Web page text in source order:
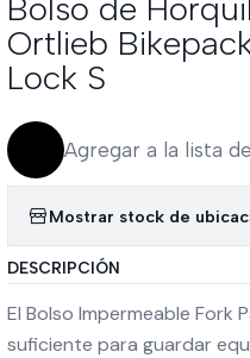
Bolso de
Ortlieb
Lock S
Agregar a la lista
Mostrar stock de
DESCRIPCIÓN
El Bolso Impermeable Fork
suficiente para guardar